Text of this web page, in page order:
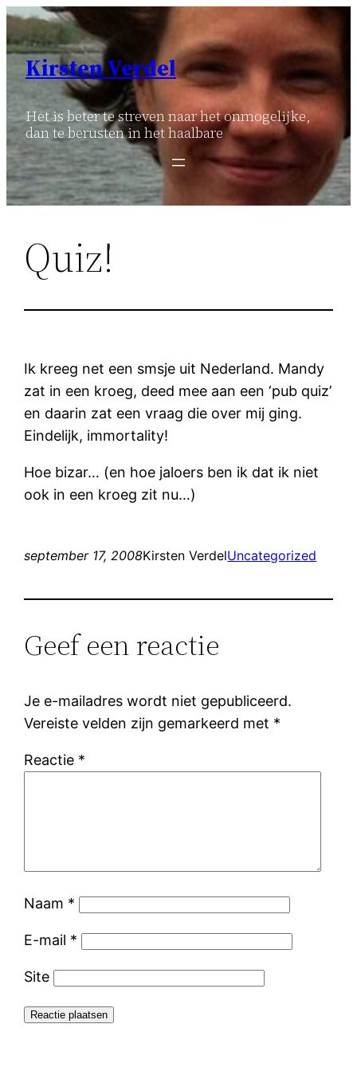
Ga
naar
inhoud
Kirsten Verdel
Het is beter te streven naar het onmogelijke,
dan te berusten in het haalbare
Quiz!
Ik kreeg net een smsje uit Nederland. Mandy
zat in een kroeg, deed mee aan een ‘pub quiz’
en daarin zat een vraag die over mij ging.
Eindelijk, immortality!
Hoe bizar… (en hoe jaloers ben ik dat ik niet
ook in een kroeg zit nu…)
september 17, 2008Kirsten VerdelUncategorized
Geef een reactie
Je e-mailadres wordt niet gepubliceerd.
Vereiste velden zijn gemarkeerd met *
Reactie *
Naam *
E-mail *
Site